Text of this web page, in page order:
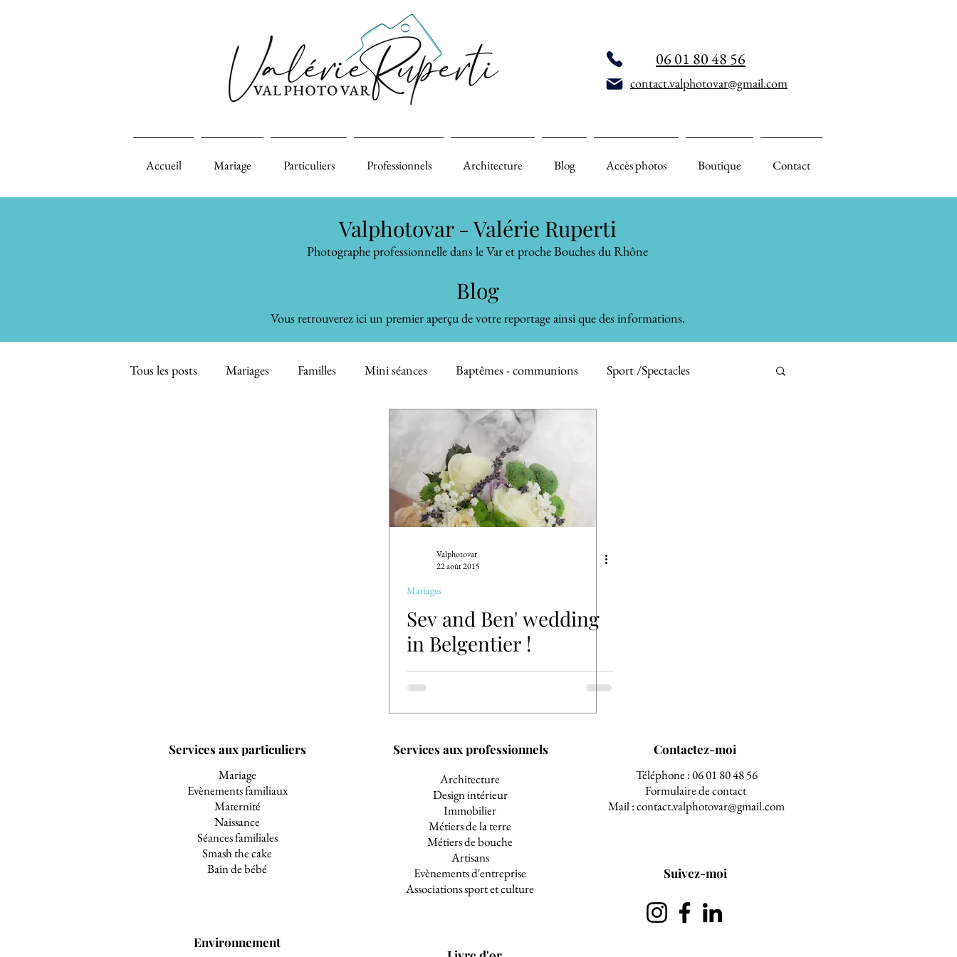
06 01 80 48 56
contact.valphotovar@gmail.com
Accueil Mariage Particuliers Professionnels Architecture Blog Accès photos Boutique Contact
Valphotovar - Valérie Ruperti
Photographe professionnelle dans le Var et proche Bouches du Rhône
Blog
Vous retrouverez ici un premier aperçu de votre reportage ainsi que des informations.
Tous les posts Mariages Familles Mini séances Baptêmes - communions Sport /Spectacles
Professionnels
Smash the Cake - Bain de Bébé Animaux domestiques
Valphotovar
22 août 2015
Mariages
Sev and Ben' wedding
in Belgentier !
Services aux particuliers
Mariage
Evènements familiaux
Maternité
Naissance
Séances familiales
Smash the cake
Bain de bébé
Services aux professionnels
Architecture
Design intérieur
Immobilier
Métiers de la terre
Métiers de bouche
Artisans
Evènements d'entreprise
Associations sport et culture
Téléphone : 06 01 80 48 56
Formulaire de contact
Mail : contact.valphotovar@gmail.com
Contactez-moi
Suivez-moi
Environnement